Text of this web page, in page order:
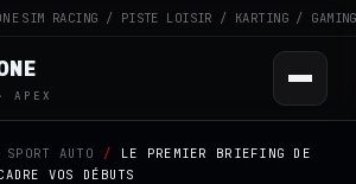
SIM RACING / PISTE LOISIR / KARTING / GAMING
APEX
AUTO /
LE PREMIER BRIEFING DE
VOS DÉBUTS